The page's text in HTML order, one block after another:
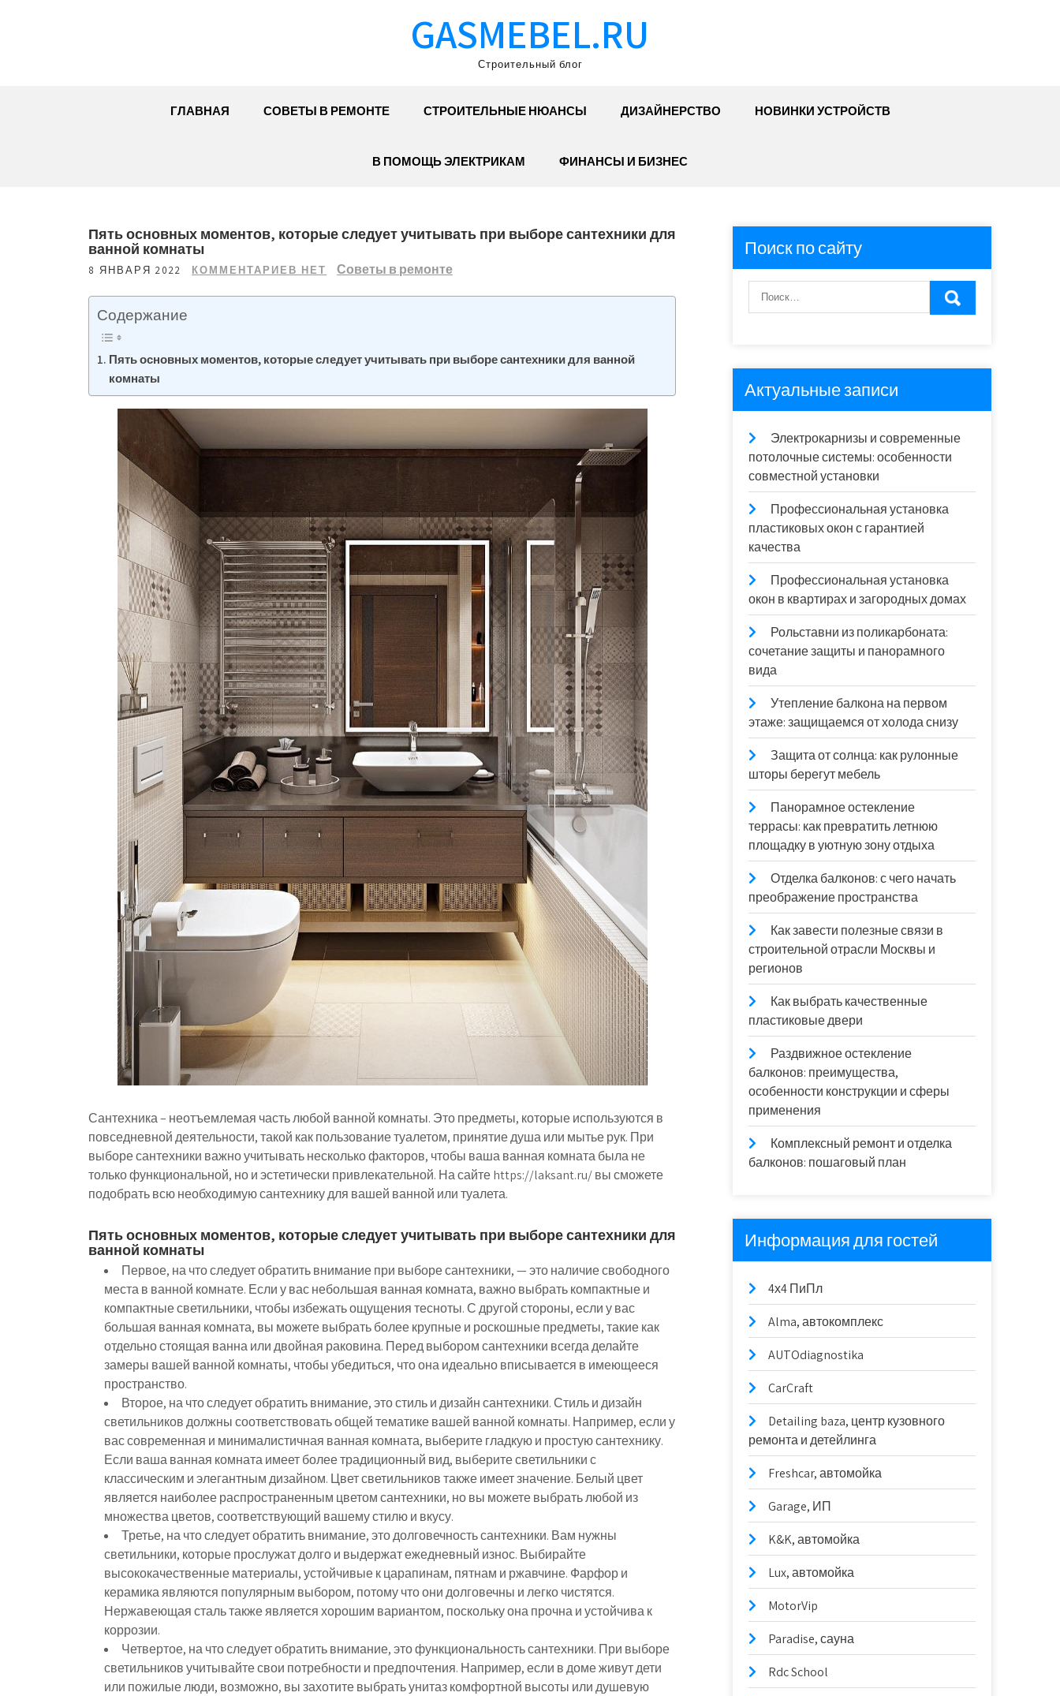
GASMEBEL.RU
Строительный блог
ГЛАВНАЯ СОВЕТЫ В РЕМОНТЕ СТРОИТЕЛЬНЫЕ НЮАНСЫ ДИЗАЙНЕРСТВО НОВИНКИ УСТРОЙСТВ
В ПОМОЩЬ ЭЛЕКТРИКАМ ФИНАНСЫ И БИЗНЕС
Пять основных моментов, которые следует учитывать при выборе сантехники для
ванной комнаты
8 ЯНВАРЯ 2022 КОММЕНТАРИЕВ НЕТ Советы в ремонте
Содержание
Пять основных моментов, которые следует учитывать при выборе сантехники для ванной
комнаты
Сантехника – неотъемлемая часть любой ванной комнаты. Это предметы, которые используются в
повседневной деятельности, такой как пользование туалетом, принятие душа или мытье рук. При
выборе сантехники важно учитывать несколько факторов, чтобы ваша ванная комната была не
только функциональной, но и эстетически привлекательной. На сайте https://laksant.ru/ вы сможете
подобрать всю необходимую сантехнику для вашей ванной или туалета.
Пять основных моментов, которые следует учитывать при выборе сантехники для
ванной комнаты
Первое, на что следует обратить внимание при выборе сантехники, — это наличие свободного
места в ванной комнате. Если у вас небольшая ванная комната, важно выбрать компактные и
компактные светильники, чтобы избежать ощущения тесноты. С другой стороны, если у вас
большая ванная комната, вы можете выбрать более крупные и роскошные предметы, такие как
отдельно стоящая ванна или двойная раковина. Перед выбором сантехники всегда делайте
замеры вашей ванной комнаты, чтобы убедиться, что она идеально вписывается в имеющееся
пространство.
Второе, на что следует обратить внимание, это стиль и дизайн сантехники. Стиль и дизайн
светильников должны соответствовать общей тематике вашей ванной комнаты. Например, если у
вас современная и минималистичная ванная комната, выберите гладкую и простую сантехнику.
Если ваша ванная комната имеет более традиционный вид, выберите светильники с
классическим и элегантным дизайном. Цвет светильников также имеет значение. Белый цвет
является наиболее распространенным цветом сантехники, но вы можете выбрать любой из
множества цветов, соответствующий вашему стилю и вкусу.
Третье, на что следует обратить внимание, это долговечность сантехники. Вам нужны
светильники, которые прослужат долго и выдержат ежедневный износ. Выбирайте
высококачественные материалы, устойчивые к царапинам, пятнам и ржавчине. Фарфор и
керамика являются популярным выбором, потому что они долговечны и легко чистятся.
Нержавеющая сталь также является хорошим вариантом, поскольку она прочна и устойчива к
коррозии.
Четвертое, на что следует обратить внимание, это функциональность сантехники. При выборе
светильников учитывайте свои потребности и предпочтения. Например, если в доме живут дети
или пожилые люди, возможно, вы захотите выбрать унитаз комфортной высоты или душевую
Поиск по сайту
Актуальные записи
Электрокарнизы и современные
потолочные системы: особенности
совместной установки
Профессиональная установка
пластиковых окон с гарантией
качества
Профессиональная установка
окон в квартирах и загородных домах
Рольставни из поликарбоната:
сочетание защиты и панорамного
вида
Утепление балкона на первом
этаже: защищаемся от холода снизу
Защита от солнца: как рулонные
шторы берегут мебель
Панорамное остекление
террасы: как превратить летнюю
площадку в уютную зону отдыха
Отделка балконов: с чего начать
преображение пространства
Как завести полезные связи в
строительной отрасли Москвы и
регионов
Как выбрать качественные
пластиковые двери
Раздвижное остекление
балконов: преимущества,
особенности конструкции и сферы
применения
Комплексный ремонт и отделка
балконов: пошаговый план
Информация для гостей
4х4 ПиПл
Alma, автокомплекс
AUTOdiagnostika
CarCraft
Detailing baza, центр кузовного
ремонта и детейлинга
Freshcar, автомойка
Garage, ИП
K&K, автомойка
Lux, автомойка
MotorVip
Paradise, сауна
Rdc School